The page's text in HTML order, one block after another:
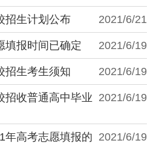
2021/6/21
招生计划公布
2021/6/19
填报时间已确定
2021/6/19
招生考生须知
2021/6/19
招收普通高中毕业
2021/6/19
年高考志愿填报的